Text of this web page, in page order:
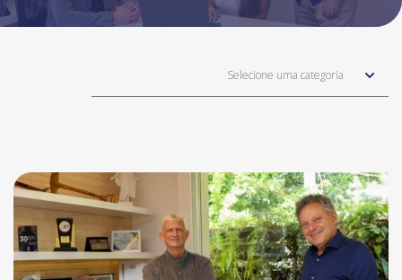
Selecione uma categoria